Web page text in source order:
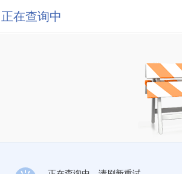
正在查询中